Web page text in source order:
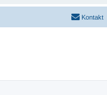
Kontakt